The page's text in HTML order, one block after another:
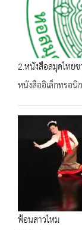
2.หนังสือสมุดไทย
หนังสืออิเล็กทรอนิ
ฟ้อนสาวไหม